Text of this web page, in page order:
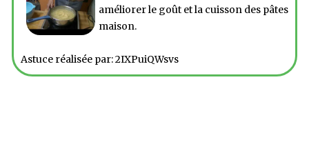
améliorer le goût et la cuisson des pâtes
maison.
Astuce réalisée par: 2IXPuiQWsvs